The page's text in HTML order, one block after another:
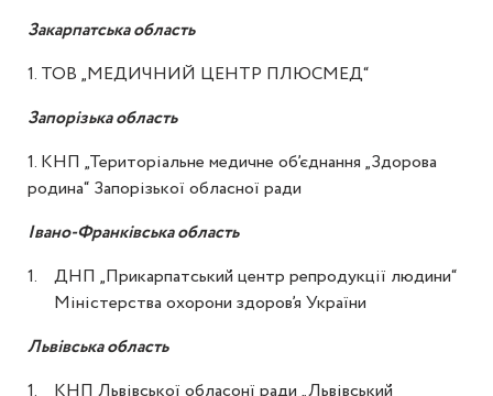
Закарпатська область
1. ТОВ „МЕДИЧНИЙ ЦЕНТР ПЛЮСМЕД“
Запорізька область
1. КНП „Територіальне медичне об’єднання „Здорова
родина“ Запорізької обласної ради
Івано-Франківська область
ДНП „Прикарпатський центр репродукції людини“
Міністерства охорони здоров’я України
Львівська область